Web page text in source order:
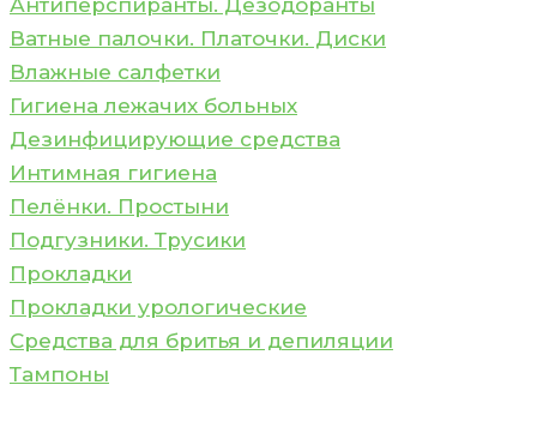
Ватные палочки. Платочки. Диски
Влажные салфетки
Гигиена лежачих больных
Дезинфицирующие средства
Интимная гигиена
Пелёнки. Простыни
Подгузники. Трусики
Прокладки
Прокладки урологические
Средства для бритья и депиляции
Тампоны